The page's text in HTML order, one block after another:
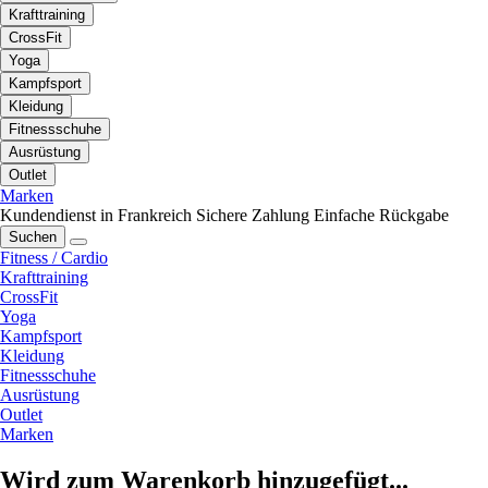
Krafttraining
CrossFit
Yoga
Kampfsport
Kleidung
Fitnessschuhe
Ausrüstung
Outlet
Marken
Kundendienst in Frankreich Sichere Zahlung Einfache Rückgabe
Suchen
Fitness / Cardio
Krafttraining
CrossFit
Yoga
Kampfsport
Kleidung
Fitnessschuhe
Ausrüstung
Outlet
Marken
Wird zum Warenkorb hinzugefügt...